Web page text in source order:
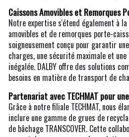
Caissons Amovibles et Remorques
Notre expertise s'étend également à
amovibles et de remorques porte-
soigneusement conçu pour garantir
charges, une sécurité maximale et
inégalée. DALBY offre des solutions
besoins en matière de transport de
Partenariat avec TECHMAT pour
Grâce à notre filiale TECHMAT, nous
inclure une gamme de grues de
de bâchage TRANSCOVER. Cette